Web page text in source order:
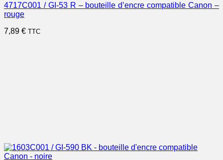
4717C001 / GI-53 R – bouteille d’encre compatible Canon –
rouge
7,89 € TTC